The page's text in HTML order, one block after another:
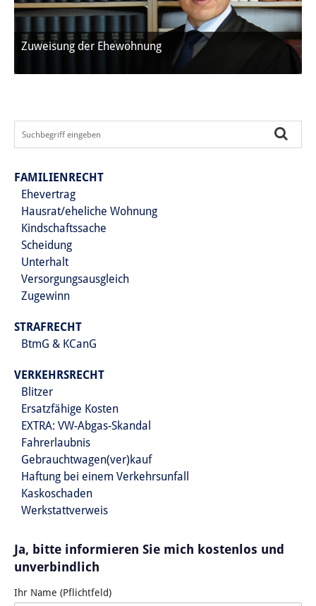
Zuweisung der Ehewohnung
FAMILIENRECHT
Ehevertrag
Hausrat/eheliche Wohnung
Kindschaftssache
Scheidung
Unterhalt
Versorgungsausgleich
Zugewinn
STRAFRECHT
BtmG & KCanG
VERKEHRSRECHT
Blitzer
Ersatzfähige Kosten
EXTRA: VW-Abgas-Skandal
Fahrerlaubnis
Gebrauchtwagen(ver)kauf
Haftung bei einem Verkehrsunfall
Kaskoschaden
Werkstattverweis
Ja, bitte informieren Sie mich kostenlos und
unverbindlich
Ihr Name (Pflichtfeld)